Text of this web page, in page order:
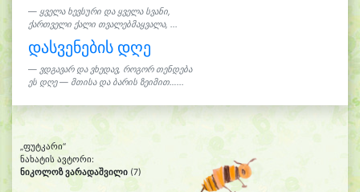
ყველა ხევსური და ყველა სვანი,
ქართველი ქალი თვალებმაყვალა, ...
დასვენების დღე
ვდგავარ და ვხედავ, როგორ თენდება
ეს დღე — მთისა და ბარის ზეიმით…...
„ფუტკარი“
ნახატის ავტორი:
ნიკოლოზ ვარადაშვილი (7)